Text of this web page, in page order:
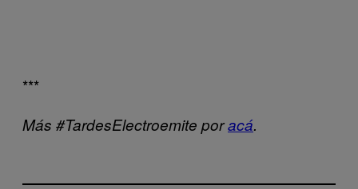
***
Más #TardesElectroemite poracá.